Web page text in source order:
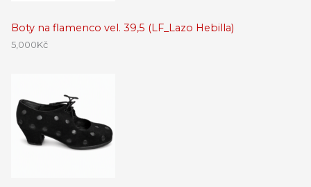
Boty na flamenco vel. 39,5 (LF_Lazo Hebilla)
5,000Kč